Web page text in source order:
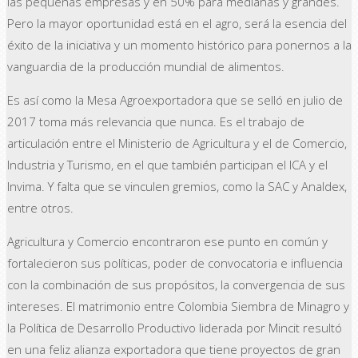
Pero la mayor oportunidad está en el agro, será la esencia del
éxito de la iniciativa y un momento histórico para ponernos a la
vanguardia de la producción mundial de alimentos.
Es así como la Mesa Agroexportadora que se selló en julio de
2017 toma más relevancia que nunca. Es el trabajo de
articulación entre el Ministerio de Agricultura y el de Comercio,
Industria y Turismo, en el que también participan el ICA y el
Invima. Y falta que se vinculen gremios, como la SAC y Analdex,
entre otros.
Agricultura y Comercio encontraron ese punto en común y
fortalecieron sus políticas, poder de convocatoria e influencia
con la combinación de sus propósitos, la convergencia de sus
intereses. El matrimonio entre Colombia Siembra de Minagro y
la Política de Desarrollo Productivo liderada por Mincit resultó
en una feliz alianza exportadora que tiene proyectos de gran